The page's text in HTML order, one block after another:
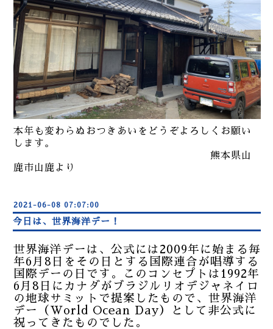
本年も変わらぬおつきあいをどうぞよろしくお願い
します。
熊本県山
鹿市山鹿より
2021-06-08 07:07:00
今日は、世界海洋デー！
世界海洋デーは、公式には2009年に始まる毎
年6月8日をその日とする国際連合が唱導する
国際デーの日です。このコンセプトは1992年
6月8日にカナダがブラジルリオデジャネイロ
の地球サミットで提案したもので、世界海洋
デー（World Ocean Day）として非公式に
祝ってきたものでした。